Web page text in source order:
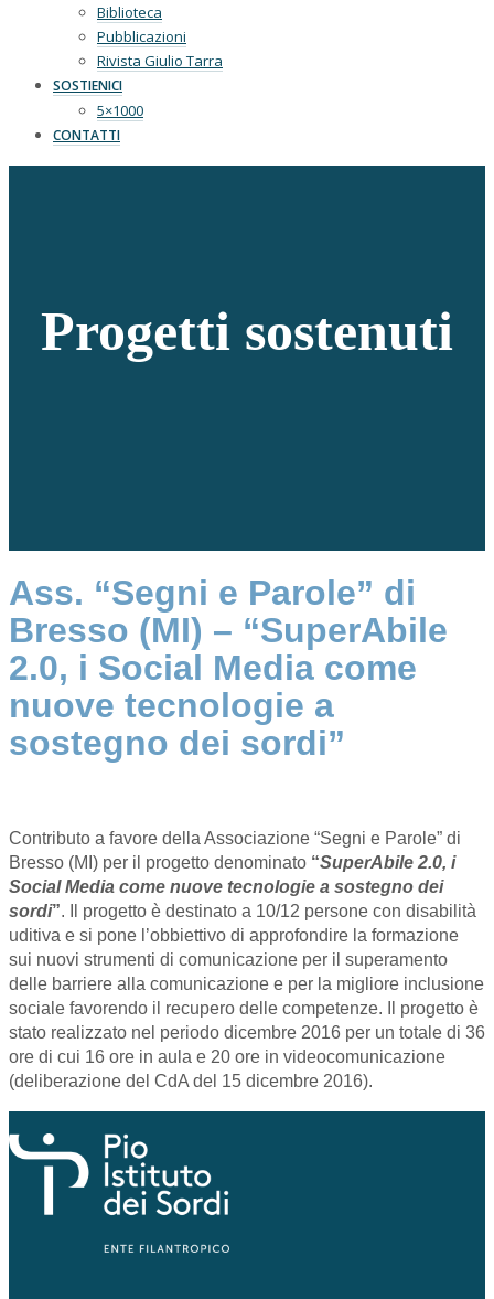
Biblioteca
Pubblicazioni
Rivista Giulio Tarra
SOSTIENICI
5×1000
CONTATTI
Progetti sostenuti
Ass. “Segni e Parole” di
Bresso (MI) – “SuperAbile
2.0, i Social Media come
nuove tecnologie a
sostegno dei sordi”
Contributo a favore della Associazione “Segni e Parole” di
Bresso (MI) per il progetto denominato “SuperAbile 2.0, i
Social Media come nuove tecnologie a sostegno dei
sordi”. Il progetto è destinato a 10/12 persone con disabilità
uditiva e si pone l’obbiettivo di approfondire la formazione
sui nuovi strumenti di comunicazione per il superamento
delle barriere alla comunicazione e per la migliore inclusione
sociale favorendo il recupero delle competenze. Il progetto è
stato realizzato nel periodo dicembre 2016 per un totale di 36
ore di cui 16 ore in aula e 20 ore in videocomunicazione
(deliberazione del CdA del 15 dicembre 2016).